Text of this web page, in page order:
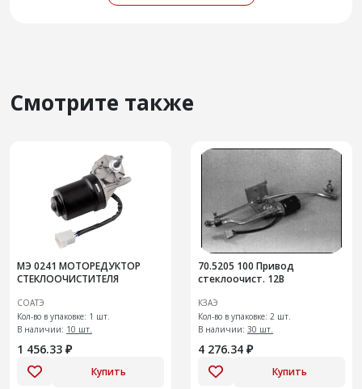
Смотрите также
МЭ 0241 МОТОРЕДУКТОР
СТЕКЛООЧИСТИТЕЛЯ
СОАТЭ
Кол-во в упаковке: 1 шт.
В наличии: 10 шт.
1 456.33 ₽
Купить
70.5205 100 Привод
стеклоочист. 12В
КЗАЭ
Кол-во в упаковке: 2 шт.
В наличии: 30 шт.
4 276.34 ₽
Купить